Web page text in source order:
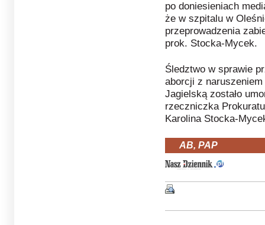
po doniesieniach
że w szpitalu w
przeprowadzenia
prok. Stocka-Mycek.
Śledztwo w sprawie
aborcji z
Jagielską zostało
rzeczniczka
Karolina Stocka-
AB, PAP